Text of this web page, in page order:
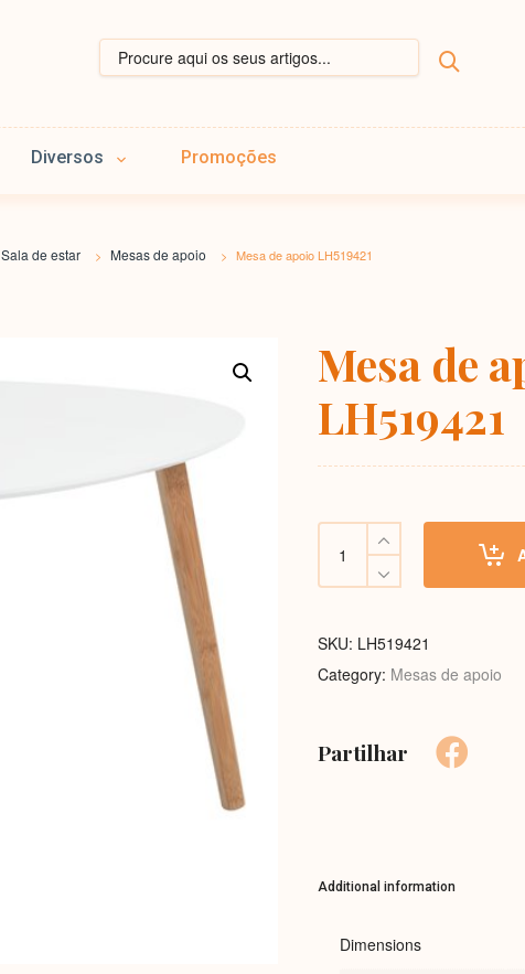
Diversos Promoções
Sala de estar > Mesas de apoio > Mesa de apoio LH519421
Mesa de
LH519421
Mesa
SKU: LH519421
Category: Mesas de apoio
Partilhar
Additional information
Dimensions